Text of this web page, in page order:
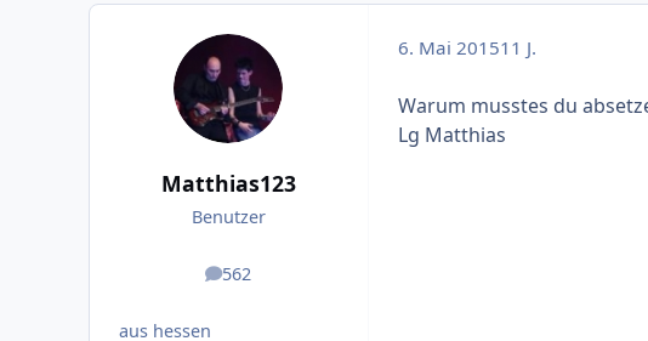
Matthias123
Benutzer
562
Beiträge
aus hessen
6. Mai 201511 J.
Warum musstes du
Lg Matthias